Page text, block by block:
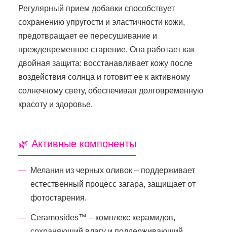
Регулярный прием добавки способствует
сохранению упругости и эластичности кожи,
предотвращает ее пересушивание и
преждевременное старение. Она работает как
двойная защита: восстанавливает кожу после
воздействия солнца и готовит ее к активному
солнечному свету, обеспечивая долговременную
красоту и здоровье.
🌿 Активные компоненты
Меланин из черных оливок – поддерживает
естественный процесс загара, защищает от
фотостарения.
Ceramosides™ – комплекс керамидов,